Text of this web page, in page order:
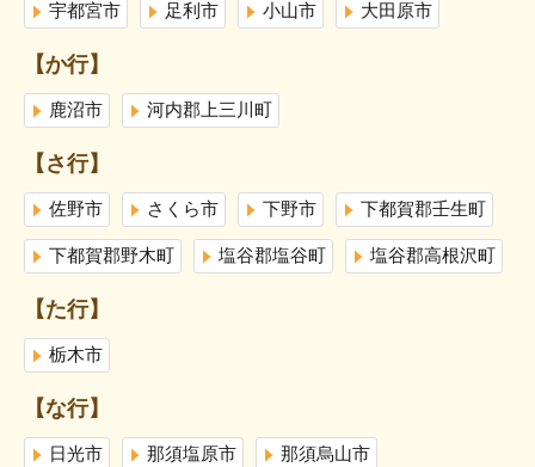
宇都宮市 足利市 小山市 大田原市
【か行】
鹿沼市 河内郡上三川町
【さ行】
佐野市 さくら市 下野市 下都賀郡壬生町
下都賀郡野木町 塩谷郡塩谷町 塩谷郡高根沢町
【た行】
栃木市
【な行】
日光市 那須塩原市 那須烏山市